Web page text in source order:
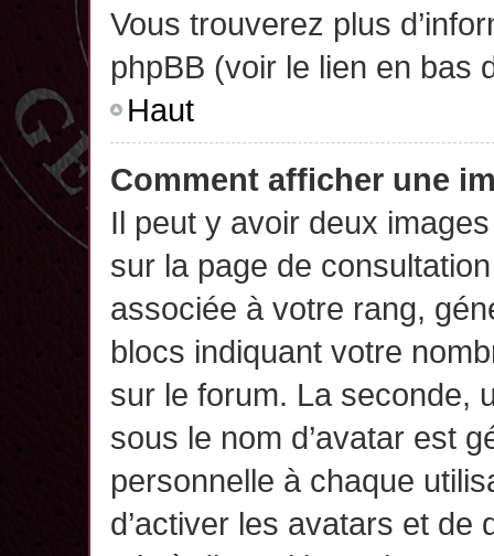
Vous trouverez plus
phpBB (voir le lien en bas
Haut
Comment afficher une
Il peut y avoir deux
sur la page de
associée à votre rang,
blocs indiquant votre
sur le forum. La seconde,
sous le nom d’avatar est
personnelle à chaque
d’activer les avatars et de